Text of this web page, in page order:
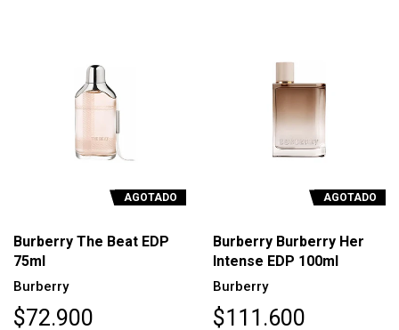
AGOTADO
Burberry The Beat EDP
75ml
Burberry
$72.900
AGOTADO
Burberry Burberry Her
Intense EDP 100ml
Burberry
$111.600